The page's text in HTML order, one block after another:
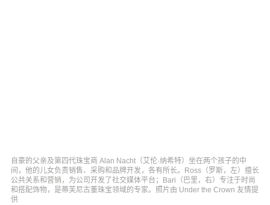
自豪的父亲及第四代珠宝商 Alan Nacht（艾伦·纳希特）坐在两个孩子的中
间，他的儿女负责销售、采购和品牌开发，各有所长。Ross（罗斯，左）擅长
公共关系和营销，为公司开发了社交媒体平台；Bari（巴里，右）专注于时尚
和搭配饰物，是蒂芙尼古董珠宝领域的专家。照片由 Under the Crown 友情提
供